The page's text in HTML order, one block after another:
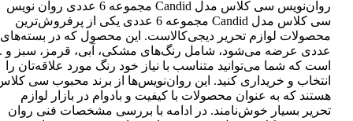
روان‌نویس سی کلاس مدل Candid مجموعه 6 عددی روان نویس
سی کلاس مدل Candid مجموعه 6 عددی یکی از پرفروش‌ترین
عددی عرضه می‌شود، شامل رنگ‌های مشکی، آبی، قرمز، سبز و
است که شما می‌توانید متناسب با نیاز خود رنگ مورد علاقه‌تان را
انتخاب و خریداری کنید. این روان‌نویس‌ها از برند محبوب سی
هستند که به عنوان محصولات با کیفیت و بادوام در بازار لوازم
تحریر بسیار خوش‌نامند. در ادامه با بررسی مشخصات فنی روان